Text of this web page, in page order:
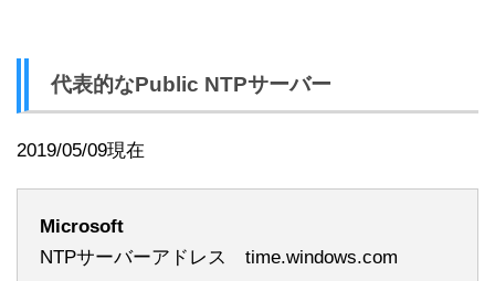
代表的なPublic NTPサーバー
2019/05/09現在
Microsoft
NTPサーバーアドレス time.windows.com